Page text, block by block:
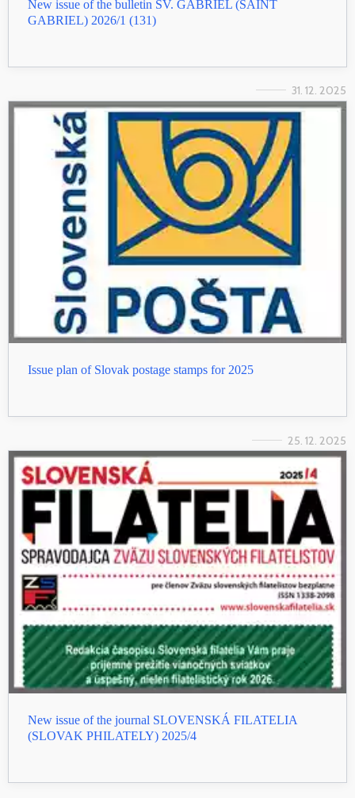
New issue of the bulletin SV. GABRIEL (SAINT
GABRIEL) 2026/1 (131)
31. 12. 2025
Issue plan of Slovak postage stamps for 2025
25. 12. 2025
New issue of the journal SLOVENSKÁ FILATELIA
(SLOVAK PHILATELY) 2025/4